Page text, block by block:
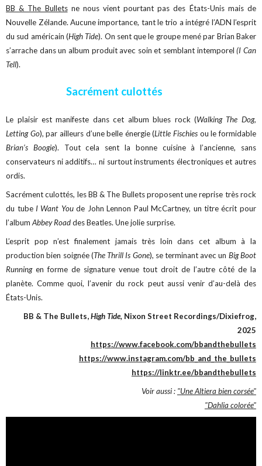
BB & The Bulletsne nous vient pourtant pas des États-Unis mais de
Nouvelle Zélande. Aucune importance, tant le trio a intégré l’ADN l’esprit
du sud américain (High Tide). On sent que le groupe mené par Brian Baker
s’arrache dans un album produit avec soin et semblant intemporel(I Can
Tell).
Sacrément culottés
Le plaisir est manifeste dans cet album blues rock (Walking The Dog,
Letting Go), par ailleurs d’une belle énergie (Little Fischies ou le formidable
Brian’s Boogie). Tout cela sent la bonne cuisine à l’ancienne, sans
conservateurs ni additifs… ni surtout instruments électroniques et autres
ordis.
Sacrément culottés, les BB & The Bullets proposent une reprise très rock
du tube I Want Youde John Lennon Paul McCartney, un titre écrit pour
l’albumAbbey Roaddes Beatles. Une jolie surprise.
L’esprit pop n’est finalement jamais très loin dans cet album à la
production bien soignée (The Thrill Is Gone), se terminant avec un Big Boot
Runningen forme de signature venue tout droit de l’autre côté de la
planète. Comme quoi, l’avenir du rock peut aussi venir d’au-delà des
États-Unis.
BB & The Bullets,High Tide, Nixon Street Recordings/Dixiefrog,
2025
https://www.facebook.com/bbandthebullets
https://www.instagram.com/bb_and_the_bullets
https://linktr.ee/bbandthebullets
Voir aussi : "Une Altiera bien corsée"
"Dahlia colorée"